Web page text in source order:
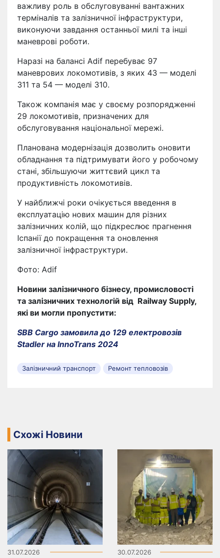
важливу роль в обслуговуванні вантажних
терміналів та залізничної інфраструктури,
виконуючи завдання останньої милі та інші
маневрові роботи.
Наразі на балансі Adif перебуває 97
маневрових локомотивів, з яких 43 — моделі
311 та 54 — моделі 310.
Також компанія має у своєму розпорядженні
29 локомотивів, призначених для
обслуговування національної мережі.
Планована модернізація дозволить оновити
обладнання та підтримувати його у робочому
стані, збільшуючи життєвий цикл та
продуктивність локомотивів.
У найближчі роки очікується введення в
експлуатацію нових машин для різних
залізничних колій, що підкреслює прагнення
Іспанії до покращення та оновлення
залізничної інфраструктури.
Фото: Adif
Новини залізничного бізнесу, промисловості
та залізничних технологій від Railway Supply,
які ви могли пропустити:
SBB Cargo замовила до 129 електровозів
Stadler на InnoTrans 2024
Залізничний транспорт Ремонт тепловозів
Схожі Новини
31.07.2026 30.07.2026